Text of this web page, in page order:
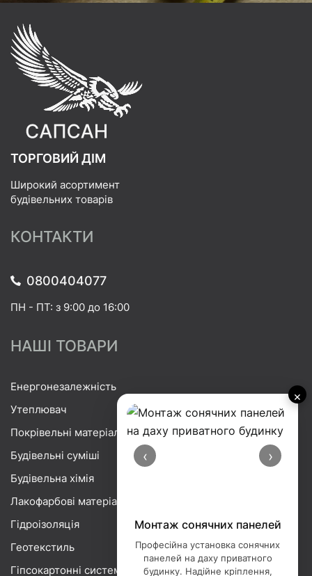
×
‹ ›
Монтаж сонячних панелей
Професійна установка сонячних
панелей на даху приватного
будинку. Надійне кріплення,
ТОРГОВИЙ ДІМ
Широкий асортимент
будівельних товарів
КОНТАКТИ
0800404077
ПН - ПТ: з 9:00 до 16:00
НАШІ ТОВАРИ
Енергонезалежність
Утеплювач
Покрівельні матеріали
Будівельні суміші
Будівельна хімія
Лакофарбові матеріали
Гідроізоляція
Геотекстиль
Гіпсокартонні системи